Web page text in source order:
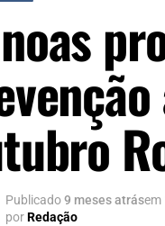
Publicado9 meses atrásem
porRedação